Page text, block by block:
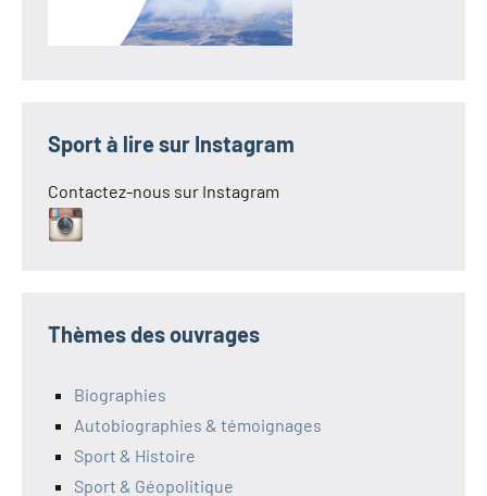
Sport à lire sur Instagram
Contactez-nous sur Instagram
Thèmes des ouvrages
Biographies
Autobiographies & témoignages
Sport & Histoire
Sport & Géopolitique